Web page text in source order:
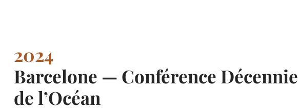
2024
Barcelone — Conférence Décennie
de l’Océan